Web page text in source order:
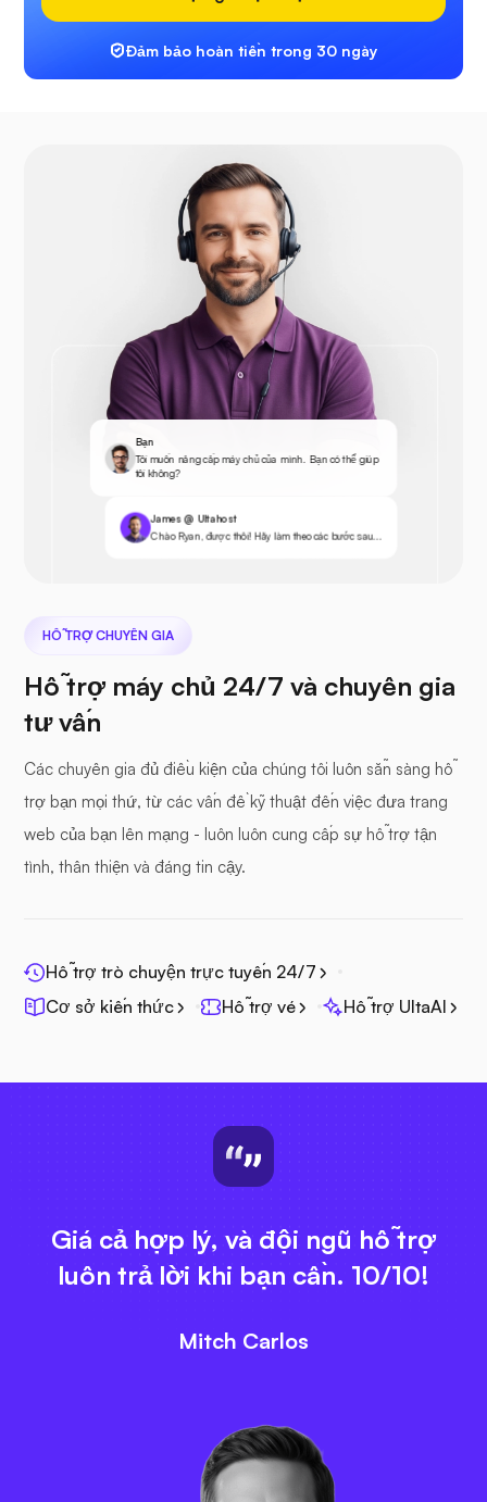
Đảm bảo hoàn tiền trong 30 ngày
Bạn
Tôi muốn nâng cấp máy chủ của mình. Bạn có thể giúp
tôi không?
James @ Ultahost
Chào Ryan, được thôi! Hãy làm theo các bước sau...
HỖ TRỢ CHUYÊN GIA
Hỗ trợ máy chủ 24/7 và chuyên gia
tư vấn
Các chuyên gia đủ điều kiện của chúng tôi luôn sẵn sàng hỗ
trợ bạn mọi thứ, từ các vấn đề kỹ thuật đến việc đưa trang
web của bạn lên mạng - luôn luôn cung cấp sự hỗ trợ tận
tình, thân thiện và đáng tin cậy.
Hỗ trợ trò chuyện trực tuyến 24/7
Cơ sở kiến thức
Hỗ trợ vé Hỗ trợ UltaAI
Giá cả hợp lý, và đội ngũ hỗ trợ
luôn trả lời khi bạn cần. 10/10!
Mitch Carlos